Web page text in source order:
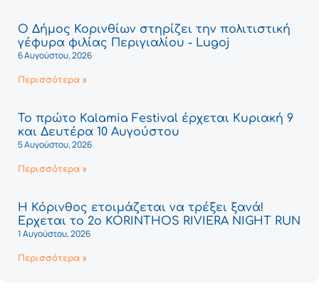
Ο Δήμος Κορινθίων στηρίζει την πολιτιστική
γέφυρα φιλίας Περιγιαλίου - Lugoj
6 Αυγούστου, 2026
Περισσότερα »
Το πρώτο Kalamia Festival έρχεται Κυριακή 9
και Δευτέρα 10 Αυγούστου
5 Αυγούστου, 2026
Περισσότερα »
Η Κόρινθος ετοιμάζεται να τρέξει ξανά!
Έρχεται το 2ο KORINTHOS RIVIERA NIGHT RUN
1 Αυγούστου, 2026
Περισσότερα »